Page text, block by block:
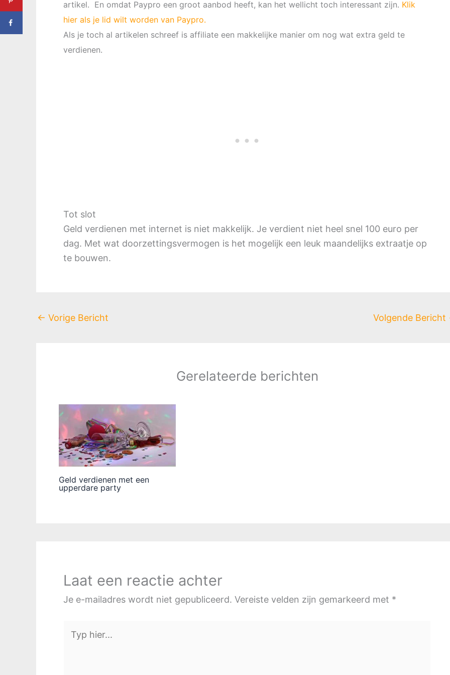
artikel. En omdat Paypro een groot aanbod heeft, kan het wellicht toch interessant zijn. Klik
hier als je lid wilt worden van Paypro.
Als je toch al artikelen schreef is affiliate een makkelijke manier om nog wat extra geld te
verdienen.
Tot slot
Geld verdienen met internet is niet makkelijk. Je verdient niet heel snel 100 euro per
dag. Met wat doorzettingsvermogen is het mogelijk een leuk maandelijks extraatje op
te bouwen.
← Vorige Bericht Volgende Bericht
Gerelateerde berichten
Geld verdienen met een
upperdare party
Laat een reactie achter
Je e-mailadres wordt niet gepubliceerd. Vereiste velden zijn gemarkeerd met *
hier...